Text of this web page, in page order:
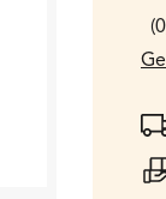
0